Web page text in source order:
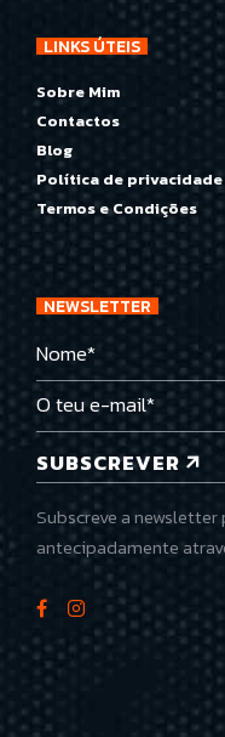
LINKS ÚTEIS
Sobre Mim
Contactos
Blog
Política de privacidade
Termos e Condições
NEWSLETTER
SUBSCREVER
Subscreve a
antecipadamente